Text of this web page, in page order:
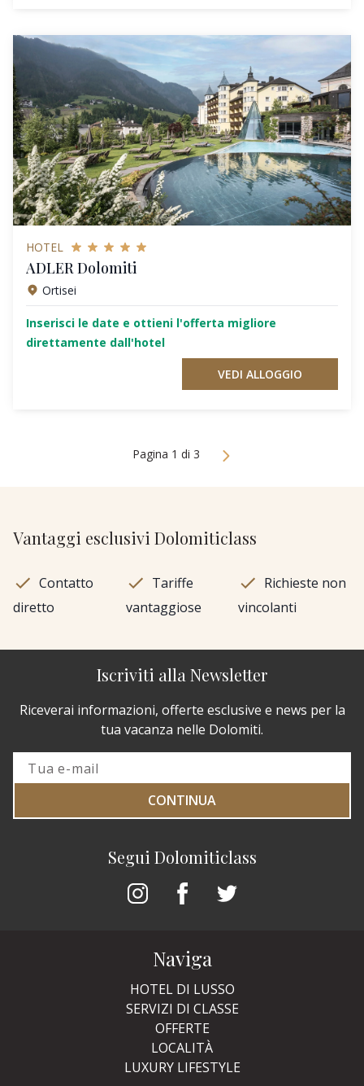
HOTEL
ADLER Dolomiti
Ortisei
Inserisci le date e ottieni l'offerta migliore
direttamente dall'hotel
VEDI ALLOGGIO
Pagina 1 di 3
Vantaggi esclusivi Dolomiticlass
Contatto
diretto
Tariffe
vantaggiose
Richieste non
vincolanti
Segui Dolomiticlass
Iscriviti alla Newsletter
Riceverai informazioni, offerte esclusive e news per la
tua vacanza nelle Dolomiti.
CONTINUA
Naviga
HOTEL DI LUSSO
SERVIZI DI CLASSE
OFFERTE
LOCALITÀ
LUXURY LIFESTYLE